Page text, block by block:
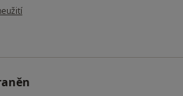
uživatele Váš účet byl odstraněn